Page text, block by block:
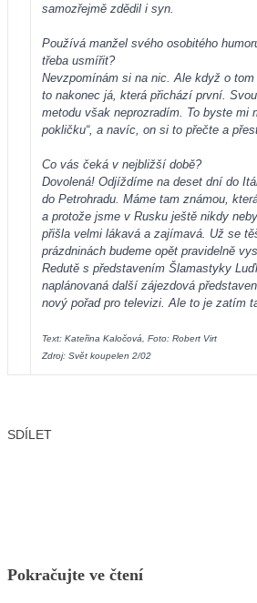
samozřejmě zdědil i syn.
Používá manžel svého osobitého
třeba usmířit?
Nevzpomínám si na nic. Ale když o
to nakonec já, která přichází první.
metodu však neprozradím. To byste mi
pokličku“, a navíc, on si to přečte a
Co vás čeká v nejbližší době?
Dovolená! Odjíždíme na deset dní do
do Petrohradu. Máme tam známou,
a protože jsme v Rusku ještě nikdy
přišla velmi lákavá a zajímavá. Už se
prázdninách budeme opět pravidelně
Redutě s představením Šlamastyky
naplánovaná další zájezdová
nový pořad pro televizi. Ale to je zatím
Text: Kateřina Kaločová, Foto: Robert Virt
Zdroj: Svět koupelen 2/02
SDÍLET
Pokračujte ve čtení